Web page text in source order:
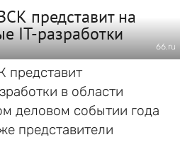
представит на
IT-разработки
66.ru
представит
в области
деловом событии года
представители